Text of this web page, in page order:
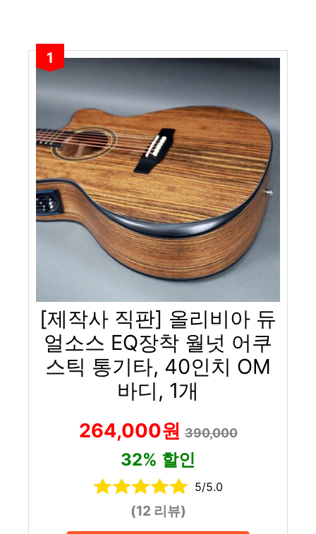
1
[제작사 직판] 올리비아 듀
얼소스 EQ장착 월넛 어쿠
스틱 통기타, 40인치 OM
바디, 1개
264,000원390,000
32% 할인
5/5.0
(12 리뷰)